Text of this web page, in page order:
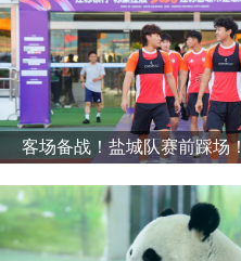
客场备战！盐城队赛前踩场！